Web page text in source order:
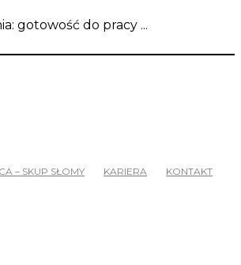
gotowość do pracy ...
– SKUP SŁOMY KARIERA KONTAKT